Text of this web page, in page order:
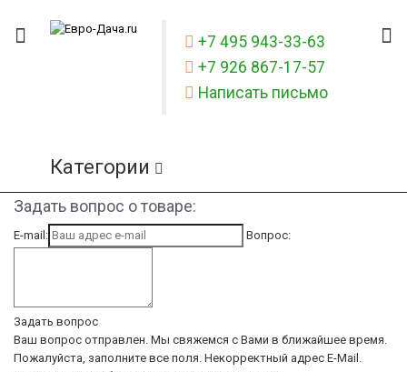
+7 495 943-33-63
+7 926 867-17-57
Написать письмо
Категории
Задать вопрос о товаре:
E-mail: Вопрос:
Задать вопрос
Ваш вопрос отправлен. Мы свяжемся с Вами в ближайшее время.
Пожалуйста, заполните все поля. Некорректный адрес E-Mail.